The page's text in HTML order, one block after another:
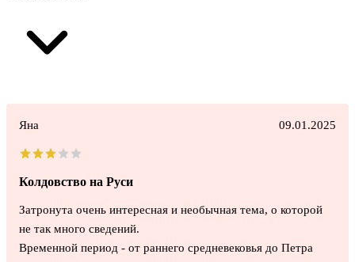
Яна 09.01.2025
Колдовство на Руси
Затронута очень интересная и необычная тема, о которой
не так много сведений.
Временной период - от раннего средневековья до Петра